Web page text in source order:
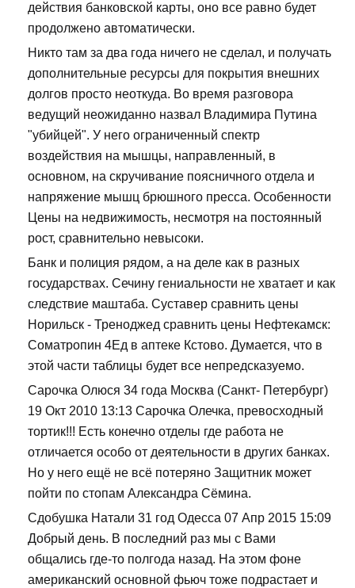
действия банковской карты, оно все равно будет
продолжено автоматически.
Никто там за два года ничего не сделал, и получать
дополнительные ресурсы для покрытия внешних
долгов просто неоткуда. Во время разговора
ведущий неожиданно назвал Владимира Путина
"убийцей". У него ограниченный спектр
воздействия на мышцы, направленный, в
основном, на скручивание поясничного отдела и
напряжение мышц брюшного пресса. Особенности
Цены на недвижимость, несмотря на постоянный
рост, сравнительно невысоки.
Банк и полиция рядом, а на деле как в разных
государствах. Сечину гениальности не хватает и как
следствие маштаба. Суставер сравнить цены
Норильск - Треноджед сравнить цены Нефтекамск:
Cоматропин 4Ед в аптеке Кстово. Думается, что в
этой части таблицы будет все непредсказуемо.
Сарочка Олюся 34 года Москва (Санкт- Петербург)
19 Окт 2010 13:13 Сарочка Олечка, превосходный
тортик!!! Есть конечно отделы где работа не
отличается особо от деятельности в других банках.
Но у него ещё не всё потеряно Защитник может
пойти по стопам Александра Сёмина.
Сдобушка Натали 31 год Одесса 07 Апр 2015 15:09
Добрый день. В последний раз мы с Вами
общались где-то полгода назад. На этом фоне
американский основной фьюч тоже подрастает и